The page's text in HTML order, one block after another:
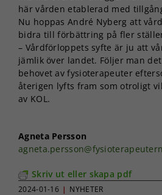
här vården etablerad med
Nu hoppas André Nyberg att
bidra till förbättring på fler
– Vårdförloppets syfte är ju att
jämlik över landet. Följer man
behovet av fysioterapeuter
återigen lyfts fram som otroligt
av KOL.
Agneta Persson
Skriv ut eller skapa pdf
2024-01-16 | NYHETER